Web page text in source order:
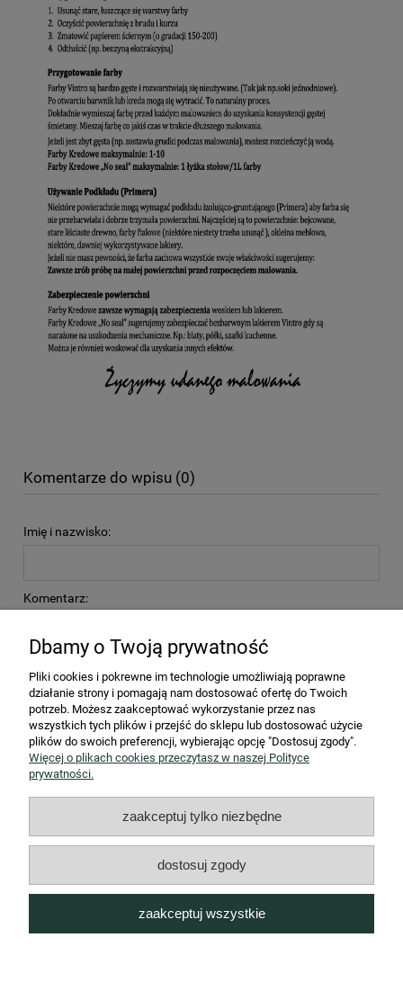
Komentarze do wpisu (0)
Imię i nazwisko:
Komentarz:
wyślij
STREFA KLIENTA
Współpraca B2B
INFORMACJE
Dbamy o Twoją prywatność
Pliki cookies i pokrewne im technologie umożliwiają poprawne
działanie strony i pomagają nam dostosować ofertę do Twoich
potrzeb. Możesz zaakceptować wykorzystanie przez nas
wszystkich tych plików i przejść do sklepu lub dostosować użycie
plików do swoich preferencji, wybierając opcję "Dostosuj zgody".
Więcej o plikach cookies przeczytasz w naszej Polityce
prywatności.
zaakceptuj tylko niezbędne
dostosuj zgody
zaakceptuj wszystkie